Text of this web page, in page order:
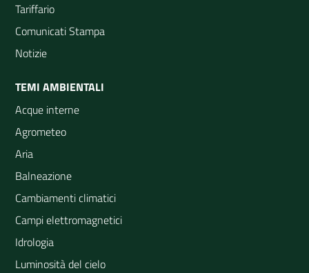
Tariffario
Comunicati Stampa
Notizie
TEMI AMBIENTALI
Acque interne
Agrometeo
Aria
Balneazione
Cambiamenti climatici
Campi elettromagnetici
Idrologia
Luminosità del cielo